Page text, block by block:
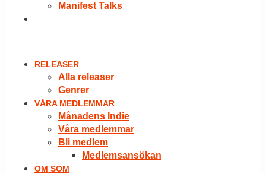
Manifest Talks
RELEASER
Alla releaser
Genrer
VÅRA MEDLEMMAR
Månadens Indie
Våra medlemmar
Bli medlem
Medlemsansökan
OM SOM